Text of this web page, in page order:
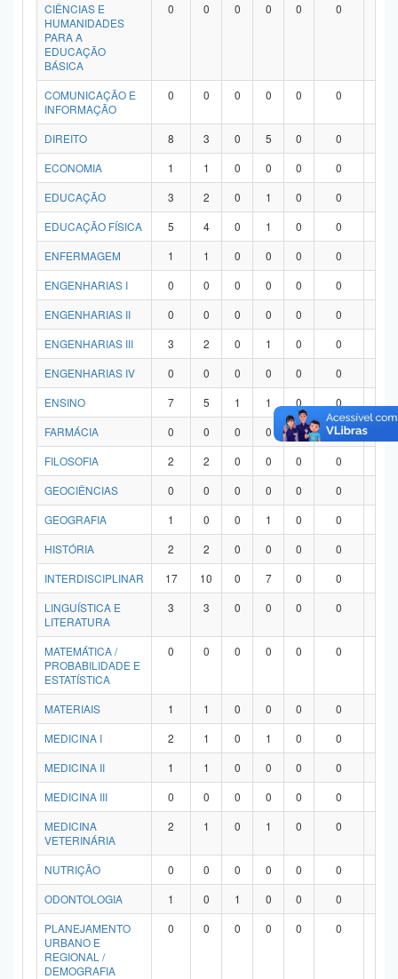
CIÊNCIAS E
HUMANIDADES
PARA A
EDUCAÇÃO
BÁSICA
0 0 0 0 0 0
COMUNICAÇÃO E
INFORMAÇÃO
0 0 0 0 0 0
DIREITO 8 3 0 5 0 0
ECONOMIA
1 1 0 0 0 0
EDUCAÇÃO
3 2 0 1 0 0
EDUCAÇÃO FÍSICA
5 4 0 1 0 0
ENFERMAGEM
1 1 0 0 0 0
ENGENHARIAS I
0 0 0 0 0 0
ENGENHARIAS II
0 0 0 0 0 0
ENGENHARIAS III
3 2 0 1 0 0
ENGENHARIAS IV
0 0 0 0 0 0
ENSINO
7 5 1 1 0 0
FARMÁCIA
0 0 0 0 0 0
FILOSOFIA
2 2 0 0 0 0
GEOCIÊNCIAS
0 0 0 0 0 0
GEOGRAFIA
1 0 0 1 0 0
HISTÓRIA
2 2 0 0 0 0
INTERDISCIPLINAR
17 10 0 7 0 0
LINGUÍSTICA E
LITERATURA
3 3 0 0 0 0
MATEMÁTICA /
PROBABILIDADE E
ESTATÍSTICA
0 0 0 0 0 0
MATERIAIS 1 1 0 0 0 0
MEDICINA I
2 1 0 1 0 0
MEDICINA II
1 1 0 0 0 0
MEDICINA III
0 0 0 0 0 0
MEDICINA
VETERINÁRIA
2 1 0 1 0 0
NUTRIÇÃO 0 0 0 0 0 0
ODONTOLOGIA
1 0 1 0 0 0
PLANEJAMENTO
URBANO E
REGIONAL /
DEMOGRAFIA
0 0 0 0 0 0